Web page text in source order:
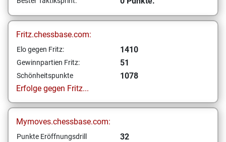
Fritz.chessbase.com:
Elo gegen Fritz: 1410
Gewinnpartien Fritz: 51
Schönheitspunkte
1078
Erfolge gegen Fritz...
Mymoves.chessbase.com:
Punkte Eröffnungsdrill 32